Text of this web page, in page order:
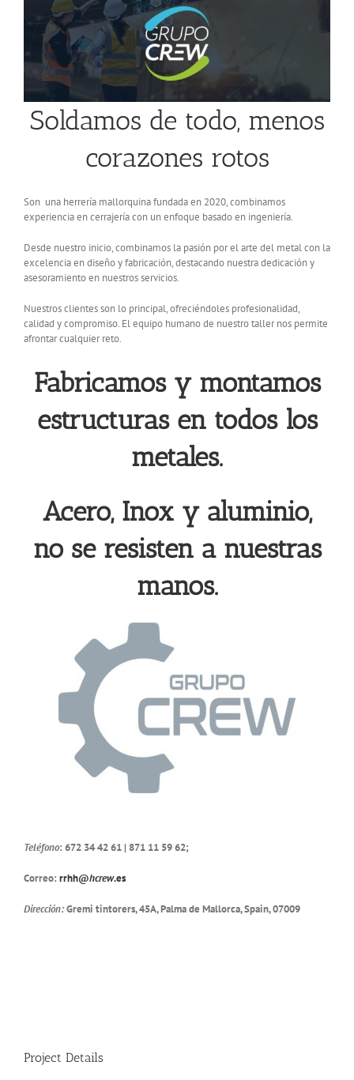
Soldamos de todo, menos
corazones rotos
Son una herrería mallorquina fundada en 2020, combinamos
experiencia en cerrajería con un enfoque basado en ingeniería.
Desde nuestro inicio, combinamos la pasión por el arte del metal con la
excelencia en diseño y fabricación, destacando nuestra dedicación y
asesoramiento en nuestros servicios.
Nuestros clientes son lo principal, ofreciéndoles profesionalidad,
calidad y compromiso. El equipo humano de nuestro taller nos permite
afrontar cualquier reto.
Fabricamos y montamos
estructuras en todos los
metales.
Acero, Inox y aluminio,
no se resisten a nuestras
manos.
Teléfono: 672 34 42 61 | 871 11 59 62;
Correo: rrhh@hcrew.es
Dirección:Gremi tintorers, 45A, Palma de Mallorca, Spain, 07009
Project Details